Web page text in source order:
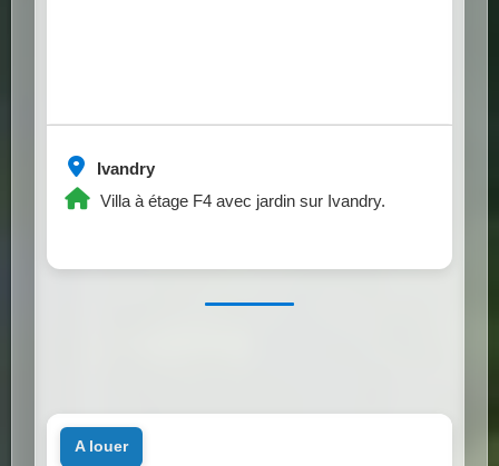
Ivandry
Villa à étage F4 avec jardin sur Ivandry.
a louer